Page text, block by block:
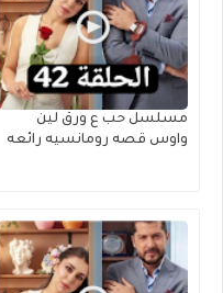
مسلسل حب ع ورق لين
واوس قصه رومانسيه رائعه